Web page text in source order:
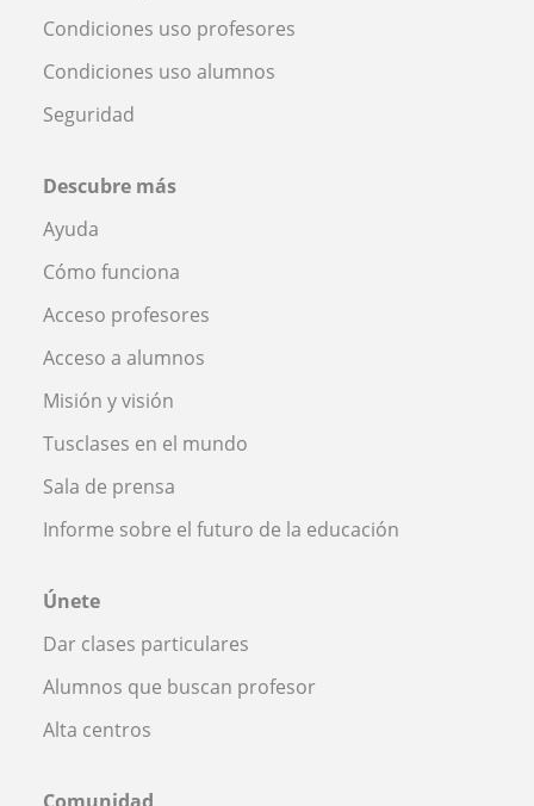
Condiciones uso profesores
Condiciones uso alumnos
Seguridad
Descubre más
Ayuda
Cómo funciona
Acceso profesores
Acceso a alumnos
Misión y visión
Tusclases en el mundo
Sala de prensa
Informe sobre el futuro de la educación
Únete
Dar clases particulares
Alumnos que buscan profesor
Alta centros